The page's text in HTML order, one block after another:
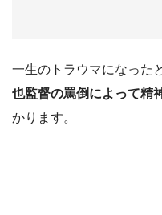
一生のトラウマになった
也監督の罵倒によって精
かります。